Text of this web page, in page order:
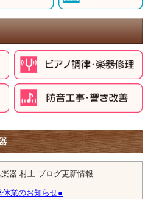
器 村上 ブログ更新情報
休業のお知らせ●